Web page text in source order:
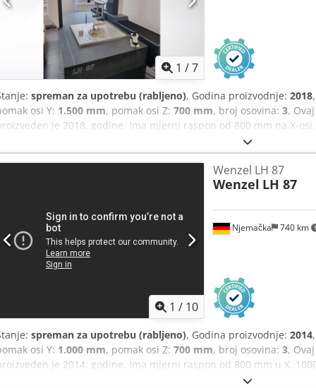
1 /7
spreman za upotrebu (rabljeno), Godina proizvodnje: 2018
osi Y: 1.500 mm, pomak osi Z: 700 mm, broj osovina: 3,
je 2018. godine. Ima mjerni raspon od 800 mm na X-
je opremljen naprednim softverskim modulima, uključujući
visokokvalitetne mjerne mogućnosti. Ako tražite
Wenzel LH 87 CMM stroju koji imamo na prodaju. Kontaktirajte
• Softver: WM Quartis R2021-2 • Model upravljačke jedinice:
PH10M-PLUS • Skenirajuća sonda: Renishaw SP25M •
sonde: SP25M • Ručni kontroler: WENZEL HT400 • CAD
VDA-FS • Softverski modul: WM Quartis GEO • Softverski
WM Quartis SURF • Softverski modul: WM Quartis CURVE •
modul: WM Quartis IMPEX-ELEM • Softverski modul: WM
1 / 10
Njemačka 740 km
Wenzel LH 87
Wenzel LH 87
spreman za upotrebu (rabljeno), Godina proizvodnje: 2014
osi Y: 1.000 mm, pomak osi Z: 700 mm, broj osovina: 3,
je 2014. godine. Ima mjerni raspon od 800 mm u X,
težine komponente od 800 kg. Stroj je opremljen